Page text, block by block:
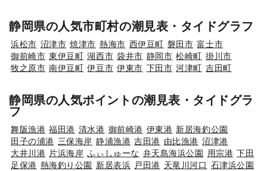
静岡県の人気市町村の潮見表・タイドグラフ
浜松市 沼津市 焼津市 熱海市 西伊豆町 磐田市 富士市
御前崎市 東伊豆町 湖西市 袋井市 静岡市 松崎町 掛川市
牧之原市 南伊豆町 伊豆市 伊東市 下田市 河津町 吉田町
静岡県の人気ポイントの潮見表・タイドグラ
フ
舞阪漁港 福田港 清水港 御前崎港 伊東港 新居海釣公園
田子の浦港 三保海岸 静浦漁港 吉田港 由比漁港 沼津港
大井川港 片浜海岸 ふぃしゅーな 弁天島海浜公園 用宗港 下田
足保港 熱海釣り公園 新居表浜 戸田港 天竜川河口 石津浜公園